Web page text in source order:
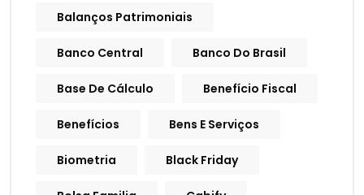
Balanços Patrimoniais
Banco Central Banco Do Brasil
Base De Cálculo Benefício Fiscal
Benefícios Bens E Serviços
Biometria Black Friday